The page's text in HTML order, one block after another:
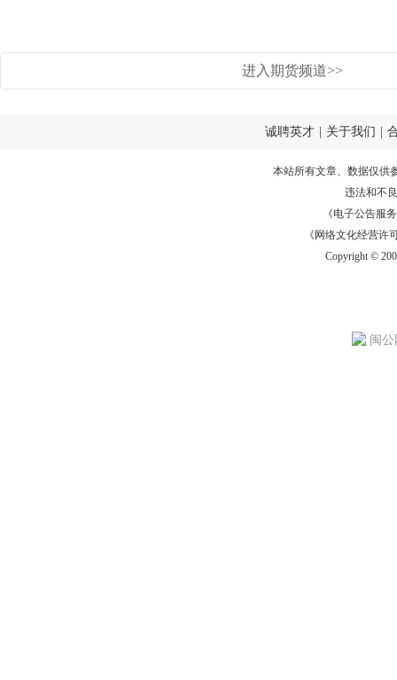
进入期货频道>>
诚聘英才 关于我们
本站所有文章、数据仅供
违法和不
《电子公告服务
《网络文化经营许
Copyright ©
闽公